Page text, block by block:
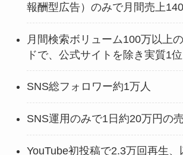
報酬型広告）のみで月間売上
月間検索ボリューム100万以上
ドで、公式サイトを除き実質1
SNS総フォロワー約1万人
SNS運用のみで1日約20万円の
YouTube初投稿で2.3万回再生、